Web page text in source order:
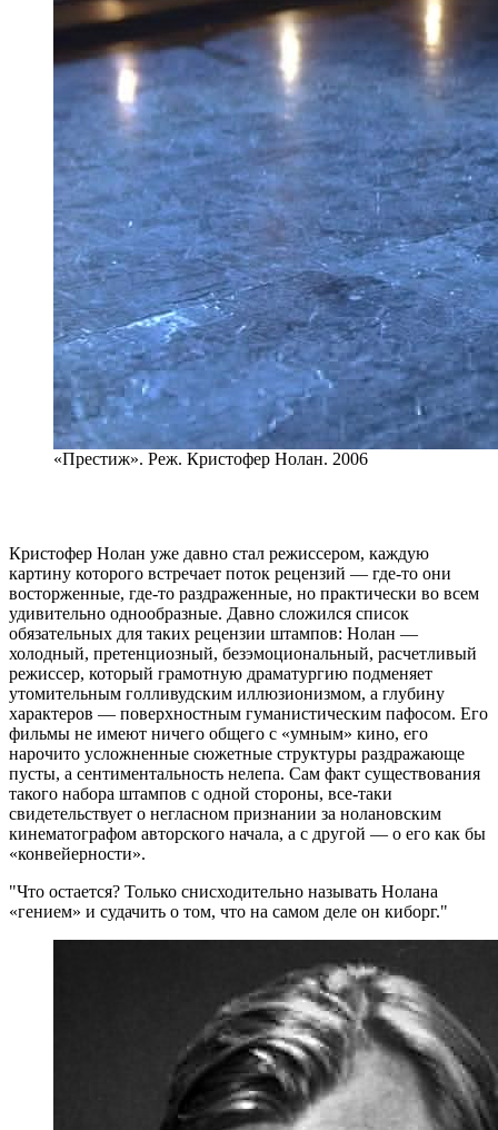
«Престиж». Реж. Кристофер Нолан. 2006
Кристофер Нолан уже давно стал режиссером, каждую
картину которого встречает поток рецензий — где-то они
восторженные, где-то раздраженные, но практически во всем
удивительно однообразные. Давно сложился список
обязательных для таких рецензии штампов: Нолан —
холодный, претенциозный, безэмоциональный, расчетливый
режиссер, который грамотную драматургию подменяет
утомительным голливудским иллюзионизмом, а глубину
характеров — поверхностным гуманистическим пафосом. Его
фильмы не имеют ничего общего с «умным» кино, его
нарочито усложненные сюжетные структуры раздражающе
пусты, а сентиментальность нелепа. Сам факт существования
такого набора штампов с одной стороны, все-таки
свидетельствует о негласном признании за нолановским
кинематографом авторского начала, а с другой — о его как бы
«конвейерности».
Что остается? Только снисходительно называть Нолана
«гением» и судачить о том, что на самом деле он киборг.